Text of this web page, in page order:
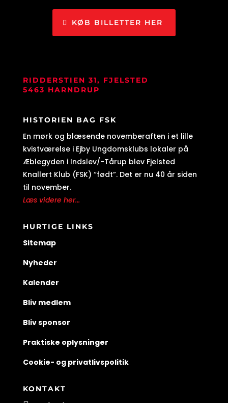
KØB BILLETTER HER
RIDDERSTIEN 31, FJELSTED
5463 HARNDRUP
HISTORIEN BAG FSK
En mørk og blæsende novemberaften i et lille
kvistværelse i Ejby Ungdomsklubs lokaler på
Æblegyden i Indslev/-Tårup blev Fjelsted
Knallert Klub (FSK) “født”. Det er nu 40 år siden
til november.
Læs videre her...
HURTIGE LINKS
Sitemap
Nyheder
Kalender
Bliv medlem
Bliv sponsor
Praktiske oplysninger
Cookie- og privatlivspolitik
KONTAKT